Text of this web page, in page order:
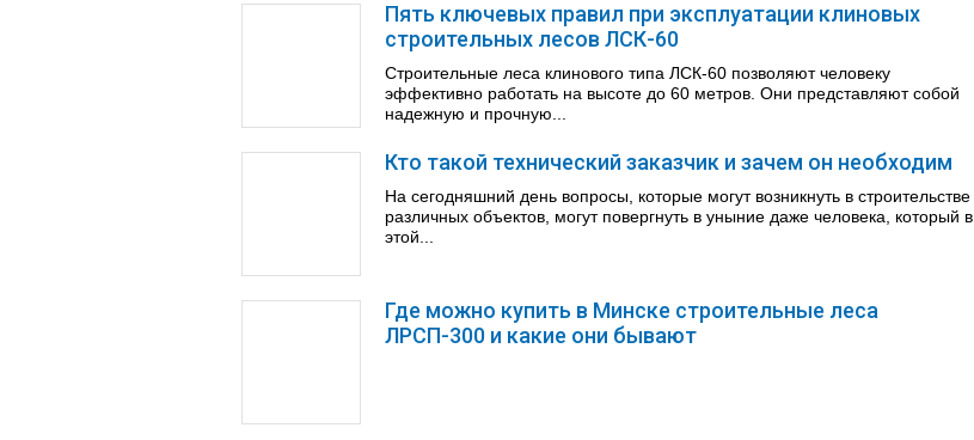
Пять ключевых правил при эксплуатации клиновых
строительных лесов ЛСК-60
Строительные леса клинового типа ЛСК-60 позволяют человеку
эффективно работать на высоте до 60 метров. Они представляют собой
надежную и прочную...
Кто такой технический заказчик и зачем он необходим
На сегодняшний день вопросы, которые могут возникнуть в строительстве
различных объектов, могут повергнуть в уныние даже человека, который в
этой...
Где можно купить в Минске строительные леса
ЛРСП-300 и какие они бывают